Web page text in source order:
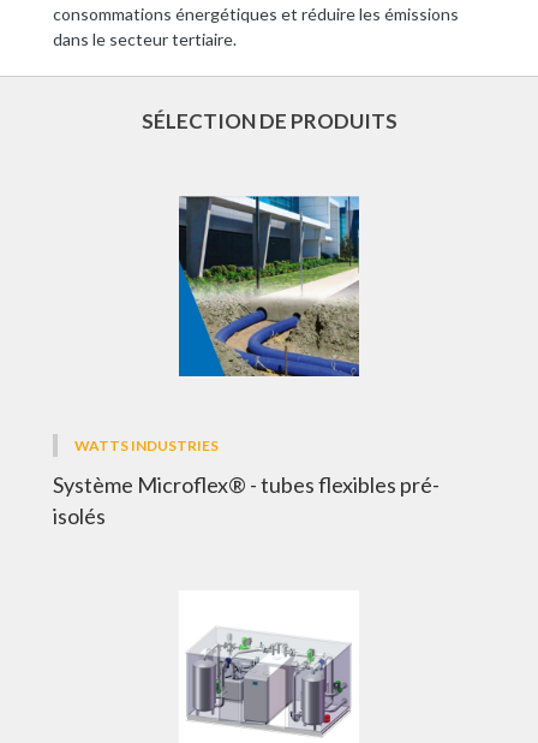
consommations énergétiques et réduire les émissions
dans le secteur tertiaire.
SÉLECTION DE PRODUITS
WATTS INDUSTRIES
Système Microflex® - tubes flexibles pré-
isolés